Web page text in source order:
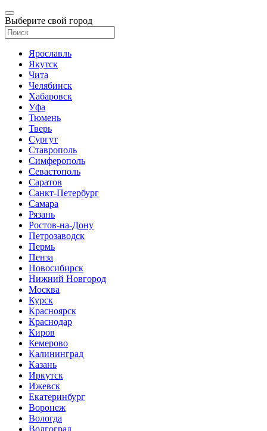
Выберите свой город
Ярославль
Якутск
Чита
Челябинск
Хабаровск
Уфа
Тюмень
Тверь
Сургут
Ставрополь
Симферополь
Севастополь
Саратов
Санкт-Петербург
Самара
Рязань
Ростов-на-Дону
Петрозаводск
Пермь
Пенза
Новосибирск
Нижний Новгород
Москва
Курск
Красноярск
Краснодар
Киров
Кемерово
Калининград
Казань
Иркутск
Ижевск
Екатеринбург
Воронеж
Вологда
Волгоград